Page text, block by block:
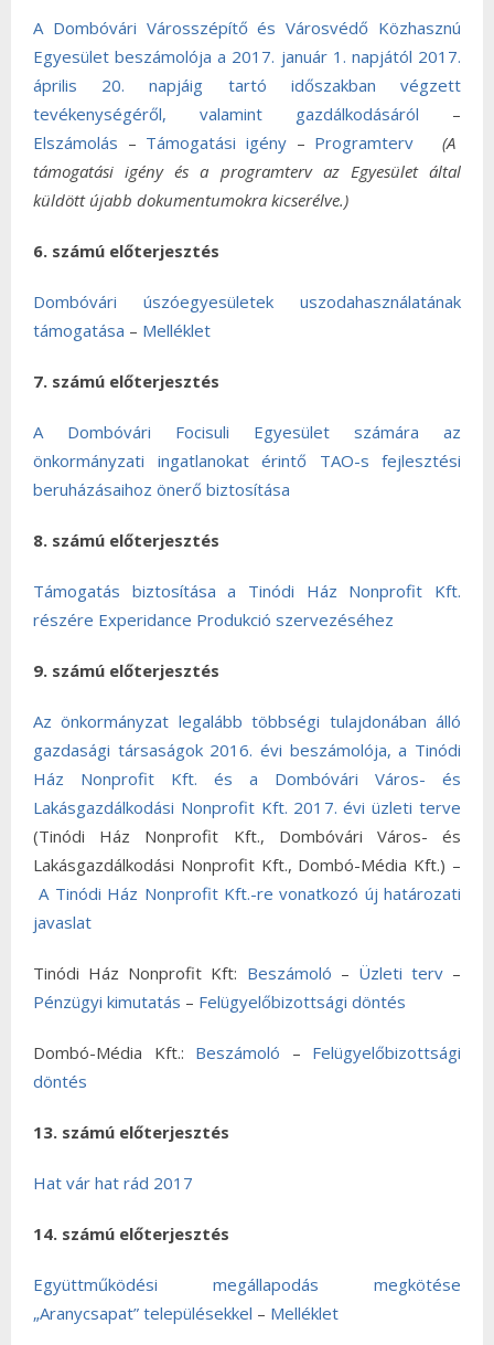
A Dombóvári Városszépítő és Városvédő Közhasznú
Egyesület beszámolója a 2017. január 1. napjától 2017.
április 20. napjáig tartó időszakban végzett
tevékenységéről, valamint gazdálkodásáról –
Elszámolás – Támogatási igény – Programterv
(A
támogatási igény és a programterv az Egyesület által
küldött újabb dokumentumokra kicserélve.)
6. számú előterjesztés
Dombóvári úszóegyesületek uszodahasználatának
támogatása – Melléklet
7. számú előterjesztés
A Dombóvári Focisuli Egyesület számára az
önkormányzati ingatlanokat érintő TAO-s fejlesztési
beruházásaihoz önerő biztosítása
8. számú előterjesztés
Támogatás biztosítása a Tinódi Ház Nonprofit Kft.
részére Experidance Produkció szervezéséhez
9. számú előterjesztés
Az önkormányzat legalább többségi tulajdonában álló
gazdasági társaságok 2016. évi beszámolója, a Tinódi
Ház Nonprofit Kft. és a Dombóvári Város- és
Lakásgazdálkodási Nonprofit Kft. 2017. évi üzleti terve
(Tinódi Ház Nonprofit Kft., Dombóvári Város- és
Lakásgazdálkodási Nonprofit Kft., Dombó-Média Kft.) –
A Tinódi Ház Nonprofit Kft.-re vonatkozó új határozati
javaslat
Tinódi Ház Nonprofit Kft: Beszámoló – Üzleti terv–
Pénzügyi kimutatás – Felügyelőbizottsági döntés
Dombó-Média Kft.: Beszámoló – Felügyelőbizottsági
döntés
13. számú előterjesztés
Hat vár hat rád 2017
14. számú előterjesztés
Együttműködési megállapodás megkötése
„Aranycsapat” településekkel – Melléklet